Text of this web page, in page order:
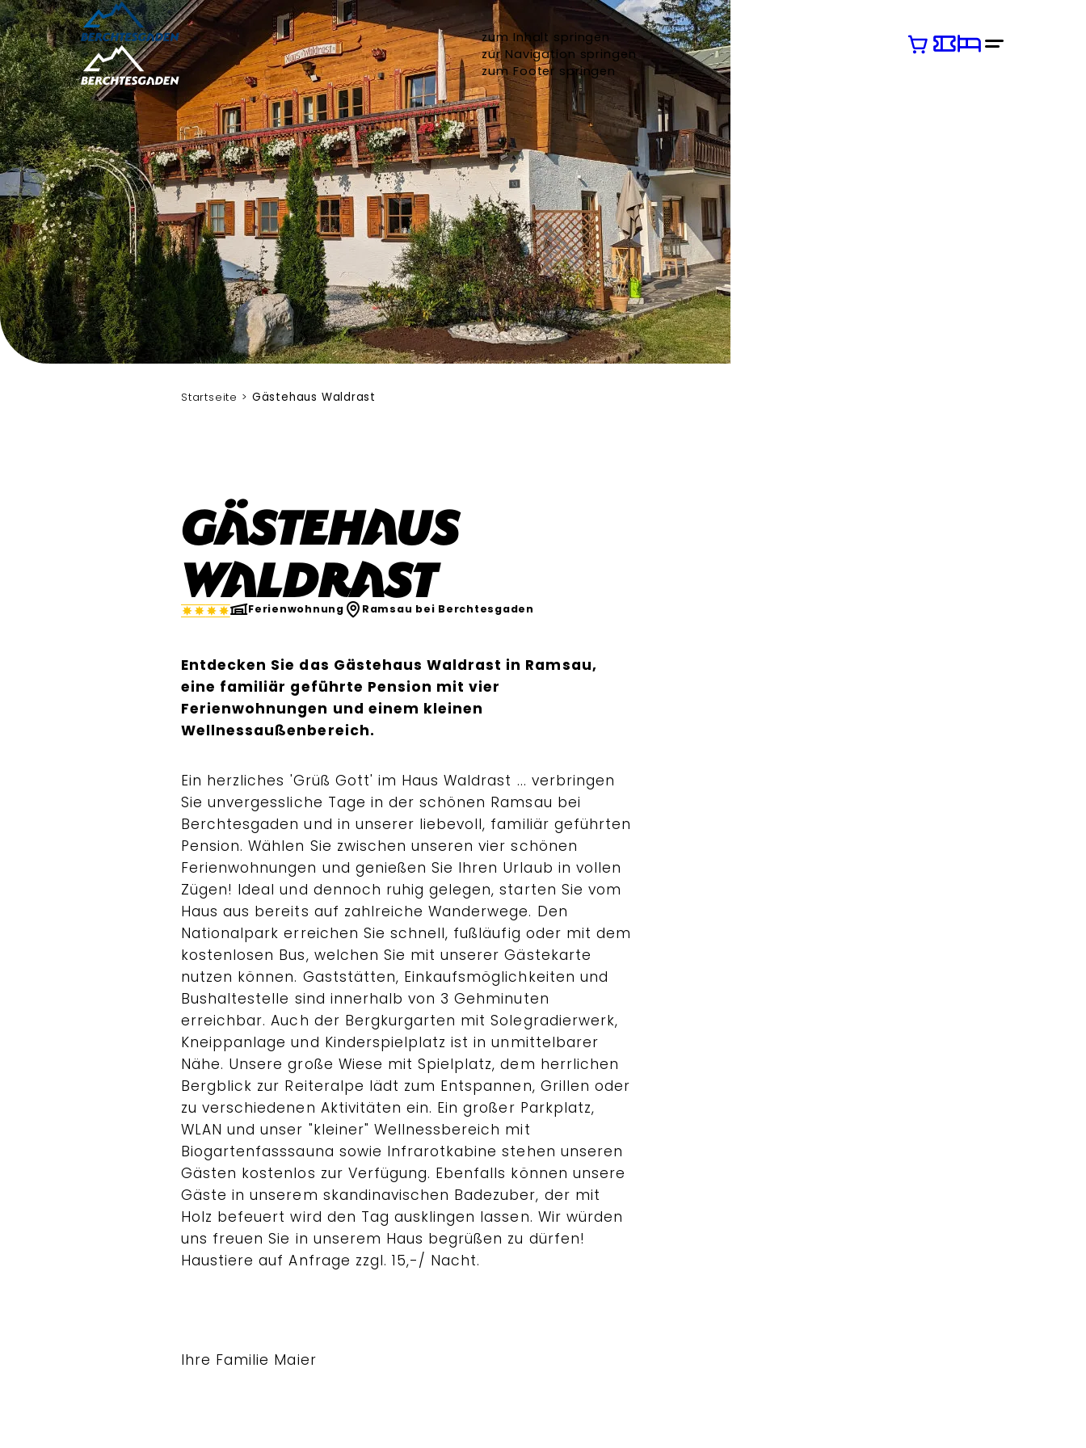
zum Inhalt springen
zur Navigation springen
zum Footer springen
Startseite Gästehaus Waldrast
Gästehaus
Waldrast
Ferienwohnung Ramsau bei Berchtesgaden
Entdecken Sie das Gästehaus Waldrast in Ramsau,
eine familiär geführte Pension mit vier
Ferienwohnungen und einem kleinen
Wellnessaußenbereich.
Ein herzliches 'Grüß Gott' im Haus Waldrast ... verbringen
Sie unvergessliche Tage in der schönen Ramsau bei
Berchtesgaden und in unserer liebevoll, familiär geführten
Pension. Wählen Sie zwischen unseren vier schönen
Ferienwohnungen und genießen Sie Ihren Urlaub in vollen
Zügen! Ideal und dennoch ruhig gelegen, starten Sie vom
Haus aus bereits auf zahlreiche Wanderwege. Den
Nationalpark erreichen Sie schnell, fußläufig oder mit dem
kostenlosen Bus, welchen Sie mit unserer Gästekarte
nutzen können. Gaststätten, Einkaufsmöglichkeiten und
Bushaltestelle sind innerhalb von 3 Gehminuten
erreichbar. Auch der Bergkurgarten mit Solegradierwerk,
Kneippanlage und Kinderspielplatz ist in unmittelbarer
Nähe. Unsere große Wiese mit Spielplatz, dem herrlichen
Bergblick zur Reiteralpe lädt zum Entspannen, Grillen oder
zu verschiedenen Aktivitäten ein. Ein großer Parkplatz,
WLAN und unser "kleiner" Wellnessbereich mit
Biogartenfasssauna sowie Infrarotkabine stehen unseren
Gästen kostenlos zur Verfügung. Ebenfalls können unsere
Gäste in unserem skandinavischen Badezuber, der mit
Holz befeuert wird den Tag ausklingen lassen. Wir würden
uns freuen Sie in unserem Haus begrüßen zu dürfen!
Haustiere auf Anfrage zzgl. 15,-/ Nacht.
Ihre Familie Maier